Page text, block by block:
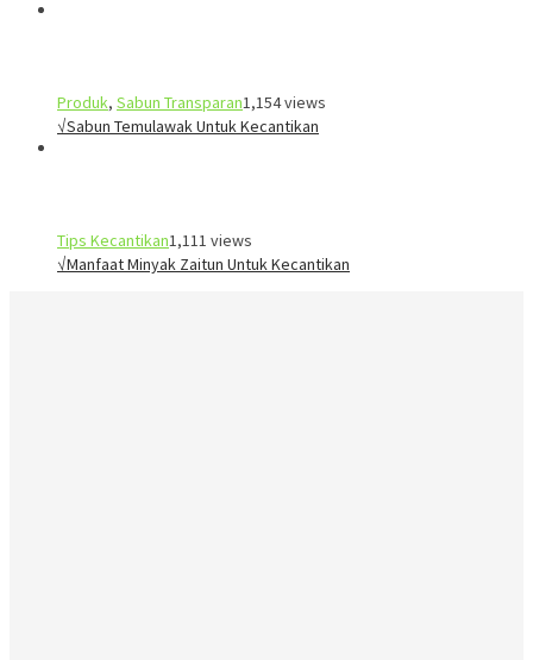
Produk, Sabun Transparan1,154 views
√Sabun Temulawak Untuk Kecantikan
Tips Kecantikan1,111 views
√Manfaat Minyak Zaitun Untuk Kecantikan